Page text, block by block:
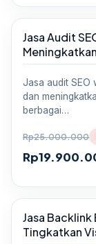
Sale
Jasa Audit
Jasa audit SEO
dan
berbagai…
Rp25.000.000
Rp
Sale
Jasa
Tingkatkan